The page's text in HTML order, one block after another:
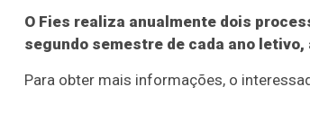
O Fies realiza anualmente dois
segundo semestre de cada ano
Para obter mais informações, o